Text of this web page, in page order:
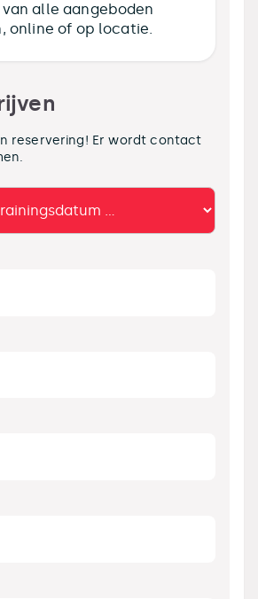
alle aangeboden
online of op locatie.
reservering! Er wordt contact